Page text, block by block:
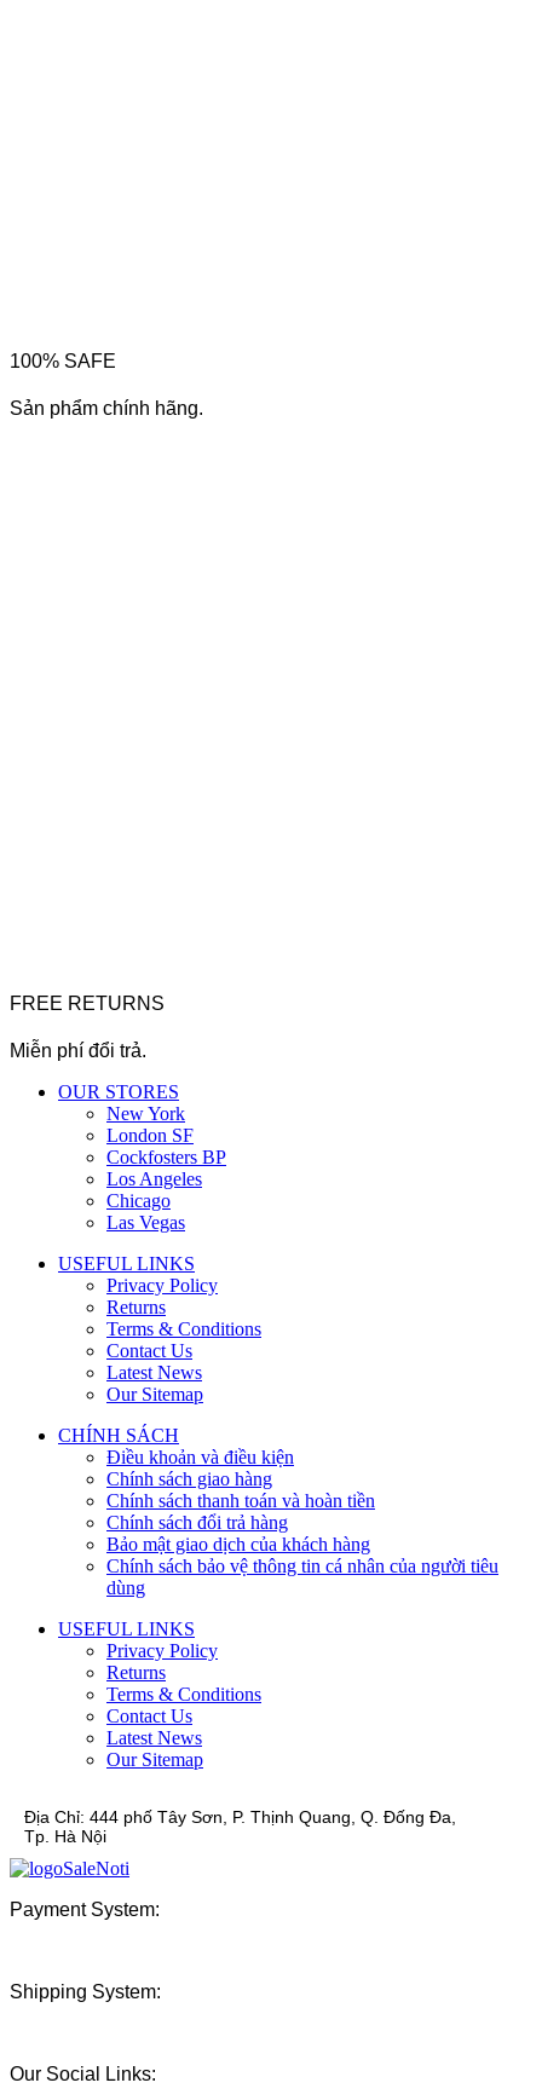
100% SAFE
Sản phẩm chính hãng.
FREE RETURNS
Miễn phí đổi trả.
OUR STORES
New York
London SF
Cockfosters BP
Los Angeles
Chicago
Las Vegas
USEFUL LINKS
Privacy Policy
Returns
Terms & Conditions
Contact Us
Latest News
Our Sitemap
CHÍNH SÁCH
Điều khoản và điều kiện
Chính sách giao hàng
Chính sách thanh toán và hoàn tiền
Chính sách đổi trả hàng
Bảo mật giao dịch của khách hàng
Chính sách bảo vệ thông tin cá nhân của người tiêu
dùng
USEFUL LINKS
Privacy Policy
Returns
Terms & Conditions
Contact Us
Latest News
Our Sitemap
Địa Chỉ: 444 phố Tây Sơn, P. Thịnh Quang, Q. Đống Đa,
Tp. Hà Nội
Payment System:
Shipping System:
Our Social Links: